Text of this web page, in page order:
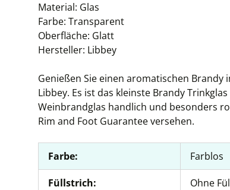
Material: Glas
Farbe: Transparent
Oberfläche: Glatt
Hersteller: Libbey
Genießen Sie einen aromatischen
Libbey. Es ist das kleinste Brandy
Weinbrandglas handlich und besonders
Rim and Foot Guarantee versehen.
Farbe: Farblos
Füllstrich: Ohne